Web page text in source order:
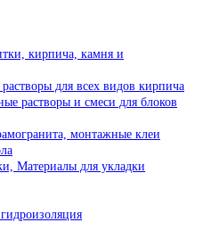
кирпича, камня и
для всех видов кирпича
растворы и смеси для блоков
монтажные клеи
Материалы для укладки